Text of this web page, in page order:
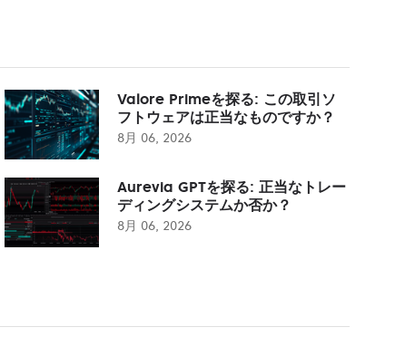
Valore Primeを探る: この取引ソ
フトウェアは正当なものですか？
8月 06, 2026
Aurevia GPTを探る: 正当なトレー
ディングシステムか否か？
8月 06, 2026